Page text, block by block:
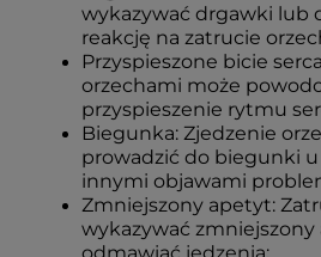
wykazywać drgawki lub
reakcję na zatrucie
Przyspieszone bicie serca
orzechami może
przyspieszenie rytmu
Biegunka: Zjedzenie
prowadzić do biegunki u
innymi objawami
Zmniejszony apetyt:
wykazywać
odmawiać jedzenia;